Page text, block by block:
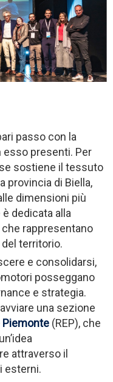
passo con la
esso presenti. Per
sostiene il tessuto
provincia di Biella,
dimensioni più
dedicata alla
rappresentano
del territorio.
e consolidarsi,
posseggano
e strategia.
una sezione
Piemonte (REP), che
attraverso il
esterni.